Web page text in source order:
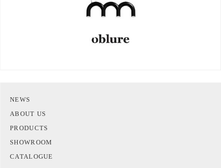
NEWS
ABOUT US
PRODUCTS
SHOWROOM
CATALOGUE